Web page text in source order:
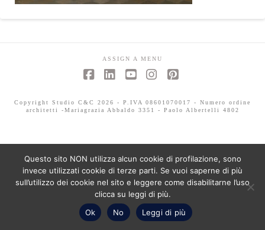
ASSIGN A MENU
Copyright Studio C&C 2026 - P.IVA 08601070017 - Numero ordine
architetti -Mariagrazia Abbaldo 3351 - Paolo Albertelli 4802
Questo sito NON utilizza alcun cookie di profilazione, sono
invece utilizzati cookie di terze parti. Se vuoi saperne di più
sull’utilizzo dei cookie nel sito e leggere come disabilitarne l’uso
clicca su leggi di più.
Ok
No Leggi di più